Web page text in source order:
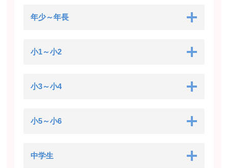
年少～年長
小1～小2
小3～小4
小5～小6
中学生